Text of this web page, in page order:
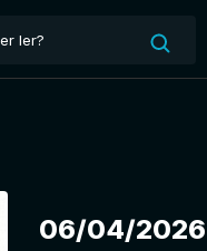
06/04/2026